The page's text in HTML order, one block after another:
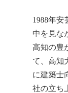
1988年
中を見な
高知の豊
て、高知
に建築士
社の立ち